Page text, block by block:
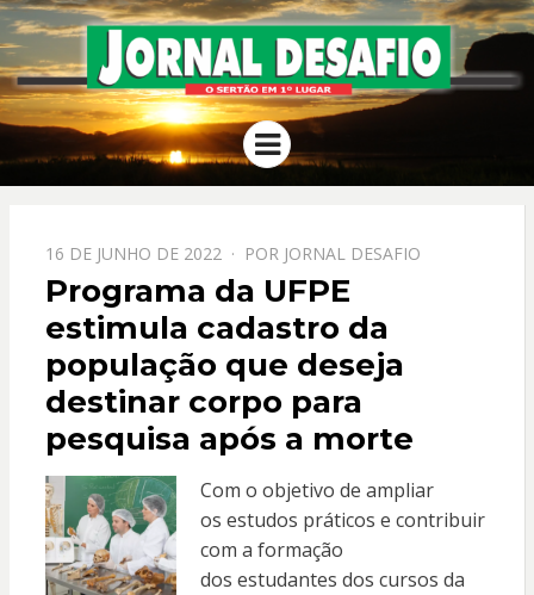
JORNAL
DESAFIO
O Sertão em 1º Lugar
Menu
PPOSTADO
EM
16 DE JUNHO DE 2022 POR JORNAL DESAFIO
Programa da UFPE
estimula cadastro da
população que deseja
destinar corpo para
pesquisa após a morte
Com o objetivo de ampliar
os estudos práticos e contribuir
com a formação
dos estudantes dos cursos da